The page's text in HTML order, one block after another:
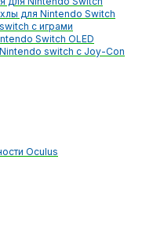
для Nintendo Switch
с играми
Switch OLED
switch с Joy-Con
Oculus